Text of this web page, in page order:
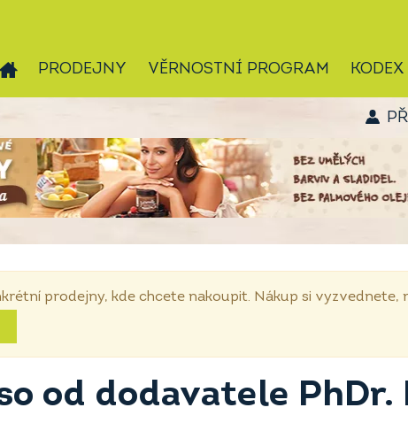
PRODEJNY VĚRNOSTNÍ PROGRAM KODEX
prodejny, kde chcete nakoupit. Nákup si vyzvednete,
od dodavatele PhDr.